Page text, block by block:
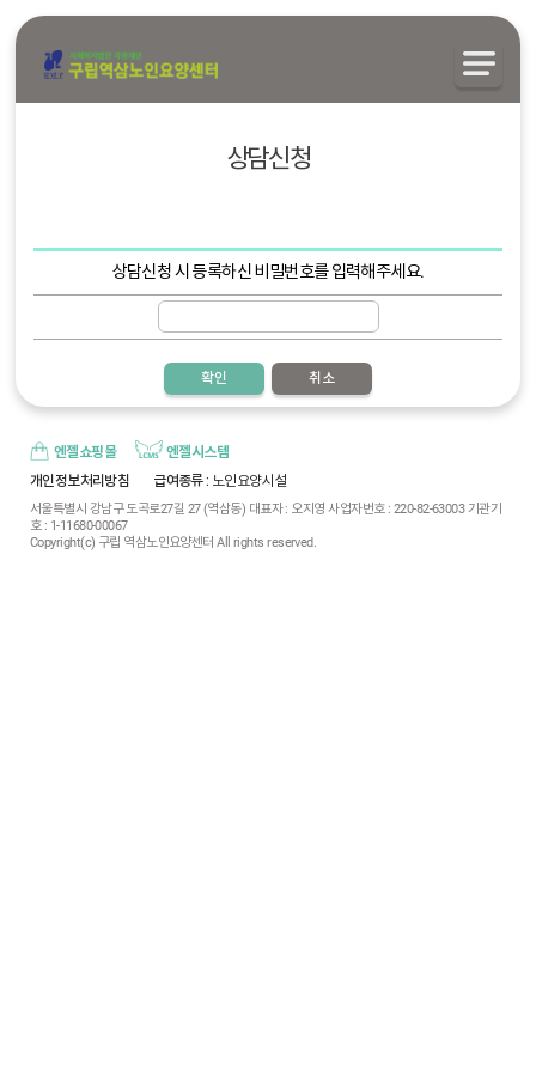
상담신청
상담신청 시 등록하신 비밀번호를 입력해주세요.
확인 취소
엔젤쇼핑몰
엔젤시스템
개인정보처리방침
급여종류 : 노인요양시설
서울특별시 강남구 도곡로27길 27 (역삼동) 대표자 : 오지영 사업자번호 : 220-82-63003 기관기
호 : 1-11680-00067
Copyright(c) 구립 역삼노인요양센터 All rights reserved.